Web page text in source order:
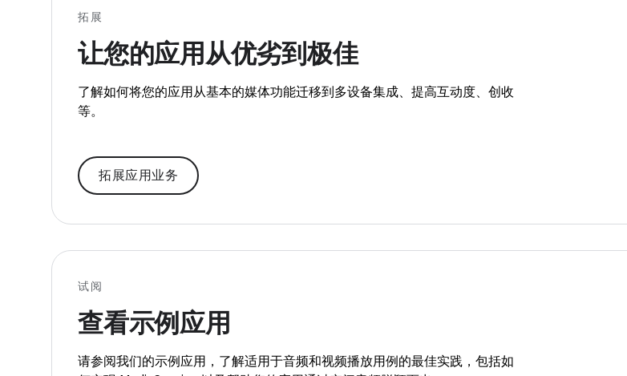
拓展
让您的应用从优劣到极佳
了解如何将您的应用从基本的媒体功能迁移到多设备集成、提高互动度、创收
等。
拓展应用业务
试阅
查看示例应用
请参阅我们的示例应用，了解适用于音频和视频播放用例的最佳实践，包括如